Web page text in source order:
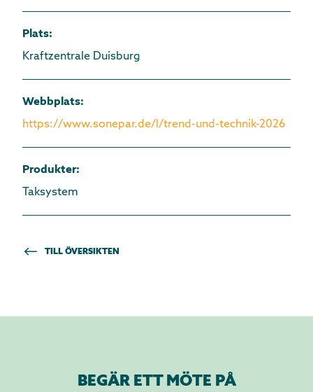
Plats:
Kraftzentrale Duisburg
Webbplats:
https://www.sonepar.de/l/trend-und-technik-2026
Produkter:
Taksystem
TILL ÖVERSIKTEN
BEGÄR ETT MÖTE PÅ